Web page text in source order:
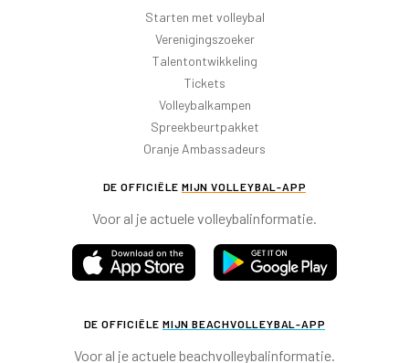
Starten met volleybal
Verenigingszoeker
Talentontwikkeling
Tickets
Volleybalkampen
Spreekbeurtpakket
Oranje Ambassadeurs
DE OFFICIËLE MIJN VOLLEYBAL-APP
Voor al je actuele volleybalinformatie.
DE OFFICIËLE MIJN BEACHVOLLEYBAL-APP
Voor al je actuele beachvolleybalinformatie.